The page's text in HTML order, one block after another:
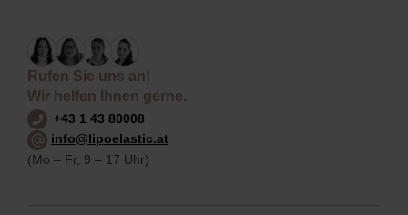
Rufen Sie uns an!
Wir helfen Ihnen gerne.
+43 1 43 80008
info@lipoelastic.at
(Mo – Fr, 9 – 17 Uhr)